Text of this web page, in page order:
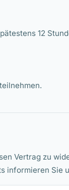
12
Vertrag zu
informieren Sie